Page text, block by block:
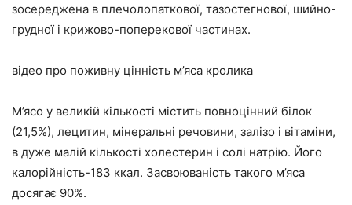
зосереджена в плечолопаткової, тазостегнової, шийно-
грудної і крижово-поперекової частинах.
відео про поживну цінність м’яса кролика
М’ясо у великій кількості містить повноцінний білок
(21,5%), лецитин, мінеральні речовини, залізо і вітаміни,
в дуже малій кількості холестерин і солі натрію. Його
калорійність-183 ккал. Засвоюваність такого м’яса
досягає 90%.